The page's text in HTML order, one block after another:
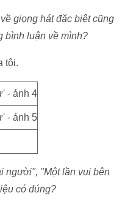
giọng hát đặc biệt cũng
bình luận về mình?
tôi.
người", "Một lần vui bên
có đúng?